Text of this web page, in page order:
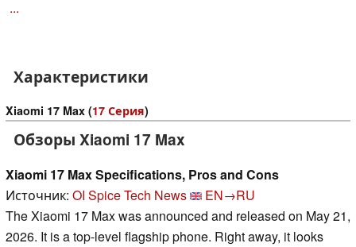
...
Характеристики
Xiaomi 17 Max (17 Серия)
Обзоры Xiaomi 17 Max
Xiaomi 17 Max Specifications, Pros and Cons
Источник: OI Spice Tech News
EN→RU
The Xiaomi 17 Max was announced and released on May 21,
2026. It is a top-level flagship phone. Right away, it looks